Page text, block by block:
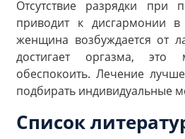
Отсутствие разрядки при
приводит к дисгармонии
женщина возбуждается от
достигает оргазма,
обеспокоить. Лечение
подбирать индивидуальные
Список